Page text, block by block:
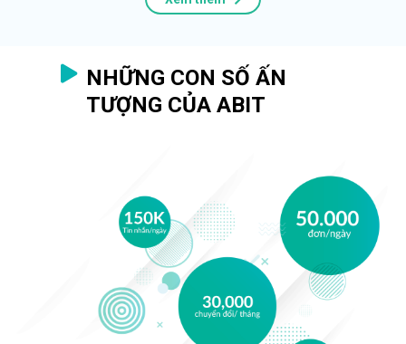
NHỮNG CON SỐ ẤN
TƯỢNG CỦA ABIT